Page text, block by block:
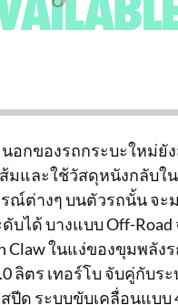
อกของรถกระบะใหม่ยั
มและใช้วัสดุหนังกลับใ
ณ์ต่างๆ บนตัวรถนั้น จะ
บได้ บางแบบ Off-
Claw ในแง่ของขุมพลัง
ลิตร เทอร์โบ จับคู่กับร
ปีด ระบบขับเคลื่อนแบบ